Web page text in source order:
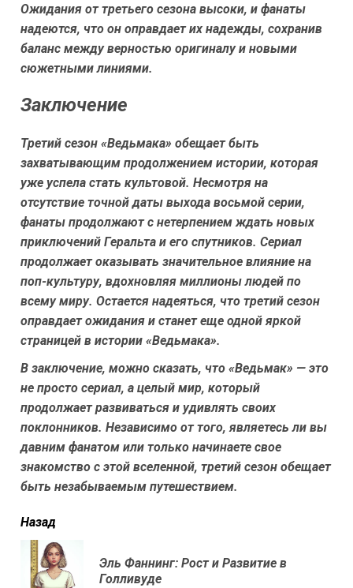
Ожидания от третьего сезона высоки, и фанаты
надеются, что он оправдает их надежды, сохранив
баланс между верностью оригиналу и новыми
сюжетными линиями.
Заключение
Третий сезон «Ведьмака» обещает быть
захватывающим продолжением истории, которая
уже успела стать культовой. Несмотря на
отсутствие точной даты выхода восьмой серии,
фанаты продолжают с нетерпением ждать новых
приключений Геральта и его спутников. Сериал
продолжает оказывать значительное влияние на
поп-культуру, вдохновляя миллионы людей по
всему миру. Остается надеяться, что третий сезон
оправдает ожидания и станет еще одной яркой
страницей в истории «Ведьмака».
В заключение, можно сказать, что «Ведьмак» — это
не просто сериал, а целый мир, который
продолжает развиваться и удивлять своих
поклонников. Независимо от того, являетесь ли вы
давним фанатом или только начинаете свое
знакомство с этой вселенной, третий сезон обещает
быть незабываемым путешествием.
читать
еще
Назад
Эль Фаннинг: Рост и Развитие в
Голливуде